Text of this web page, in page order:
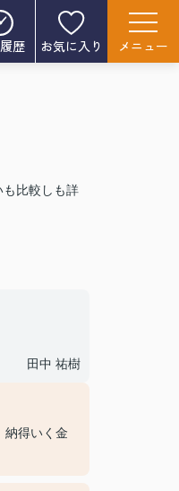
歴 お気に入り メニュー
比較しも詳
田中 祐樹
納得いく金